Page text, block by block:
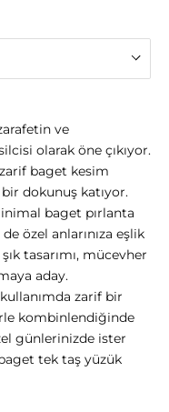
ve
olarak öne çıkıyor.
baget kesim
dokunuş katıyor.
baget pırlanta
özel anlarınıza eşlik
tasarımı, mücevher
aday.
zarif bir
kombinlendiğinde
günlerinizde ister
tek taş yüzük